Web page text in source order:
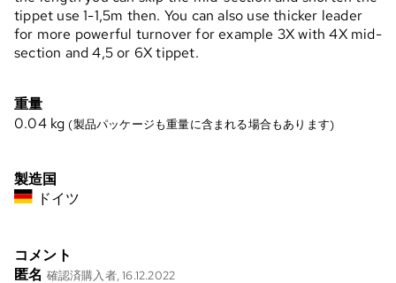
tippet use 1-1,5m then. You can also use thicker leader
for more powerful turnover for example 3X with 4X mid-
section and 4,5 or 6X tippet.
重量
0.04 kg (製品パッケージも重量に含まれる場合もあります)
製造国
ドイツ
コメント
匿名 確認済購入者, 16.12.2022